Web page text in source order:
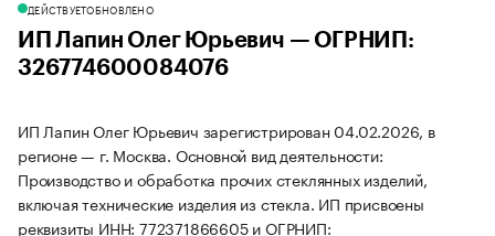
ДЕЙСТВУЕТОБНОВЛЕНО
ИП Лапин Олег Юрьевич — ОГРНИП:
326774600084076
ИП Лапин Олег Юрьевич зарегистрирован 04.02.2026, в
регионе — г. Москва. Основной вид деятельности:
Производство и обработка прочих стеклянных изделий,
включая технические изделия из стекла. ИП присвоены
реквизиты ИНН: 772371866605 и ОГРНИП: